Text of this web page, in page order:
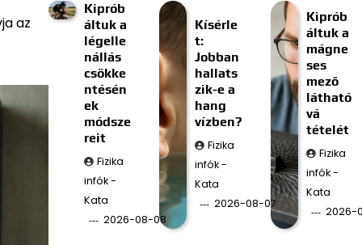
az
Kiprób
áltuk a
légelle
nállás
csökke
ntésén
ek
módsze
reit
Fizika
infók -
Kata
2026-08-08
Kísérle
t:
Jobban
hallats
zik-e a
hang
vízben?
Fizika
infók -
Kata
2026-08-07
Kiprób
áltuk a
mágne
ses
mező
látható
vá
tételét
Fizika
infók -
Kata
2026-